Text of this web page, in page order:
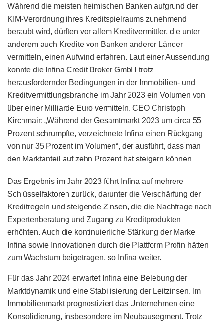
Während die meisten heimischen Banken aufgrund der
KIM-Verordnung ihres Kreditspielraums zunehmend
beraubt wird, dürften vor allem Kreditvermittler, die unter
anderem auch Kredite von Banken anderer Länder
vermitteln, einen Aufwind erfahren. Laut einer Aussendung
konnte die Infina Credit Broker GmbH trotz
herausfordernder Bedingungen in der Immobilien- und
Kreditvermittlungsbranche im Jahr 2023 ein Volumen von
über einer Milliarde Euro vermitteln. CEO Christoph
Kirchmair: „Während der Gesamtmarkt 2023 um circa 55
Prozent schrumpfte, verzeichnete Infina einen Rückgang
von nur 35 Prozent im Volumen“, der ausführt, dass man
den Marktanteil auf zehn Prozent hat steigern können
Das Ergebnis im Jahr 2023 führt Infina auf mehrere
Schlüsselfaktoren zurück, darunter die Verschärfung der
Kreditregeln und steigende Zinsen, die die Nachfrage nach
Expertenberatung und Zugang zu Kreditprodukten
erhöhten. Auch die kontinuierliche Stärkung der Marke
Infina sowie Innovationen durch die Plattform Profin hätten
zum Wachstum beigetragen, so Infina weiter.
Für das Jahr 2024 erwartet Infina eine Belebung der
Marktdynamik und eine Stabilisierung der Leitzinsen. Im
Immobilienmarkt prognostiziert das Unternehmen eine
Konsolidierung, insbesondere im Neubausegment. Trotz